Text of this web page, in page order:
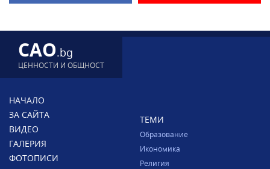
CAO.bg
ЦЕННОСТИ И ОБЩНОСТ
НАЧАЛО
ЗА САЙТА
ВИДЕО
ГАЛЕРИЯ
ФОТОПИСИ
ТЕМИ
Образование
Икономика
Религия